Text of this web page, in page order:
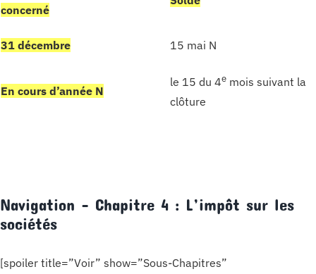
concerné
31 décembre 15 mai N
En cours d’année N
le 15 du 4emois suivant la
clôture
Navigation – Chapitre 4 : L’impôt sur les
sociétés
[spoiler title=”Voir” show=”Sous-Chapitres”